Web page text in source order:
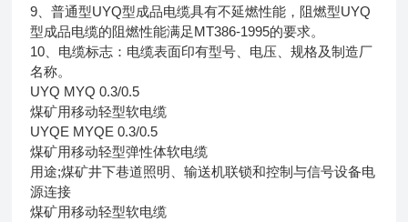
9、普通型UYQ型成品电缆具有不延燃性能，阻燃型UYQ
型成品电缆的阻燃性能满足MT386-1995的要求。
10、电缆标志：电缆表面印有型号、电压、规格及制造厂
名称。
UYQ MYQ 0.3/0.5
煤矿用移动轻型软电缆
UYQE MYQE 0.3/0.5
煤矿用移动轻型弹性体软电缆
用途;煤矿井下巷道照明、输送机联锁和控制与信号设备电
源连接
煤矿用移动轻型软电缆